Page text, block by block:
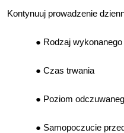
Kontynuuj prowadzenie
Rodzaj
Czas trwania
Poziom
Samopoczucie